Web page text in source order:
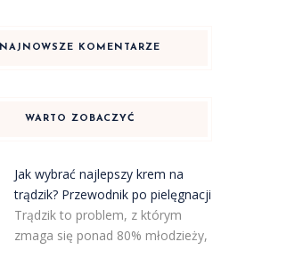
NAJNOWSZE KOMENTARZE
WARTO ZOBACZYĆ
Jak wybrać najlepszy krem na
trądzik? Przewodnik po pielęgnacji
Trądzik to problem, z którym
zmaga się ponad 80% młodzieży,